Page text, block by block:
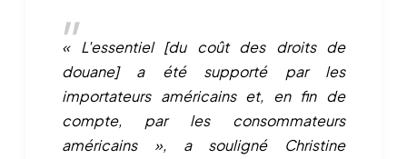
« L'essentiel [du coût des droits de
douane] a été supporté par les
importateurs américains et, en fin de
compte, par les consommateurs
américains », a souligné Christine